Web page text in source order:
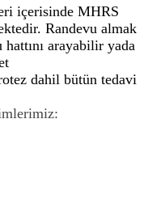
içerisinde MHRS
Randevu almak
hattını arayabilir yada
dahil bütün tedavi